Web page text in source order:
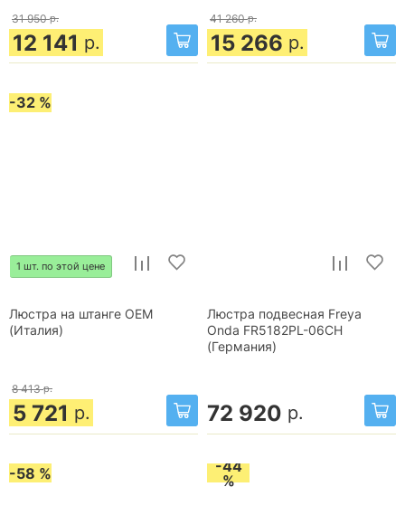
31 950 р.
12 141 р.
41 260 р.
15 266 р.
-32 %
1 шт. по этой цене
Люстра на штанге OEM
(Италия)
8 413 р.
5 721 р.
Люстра подвесная Freya
Onda FR5182PL-06CH
(Германия)
72 920 р.
-58 %
-44
%